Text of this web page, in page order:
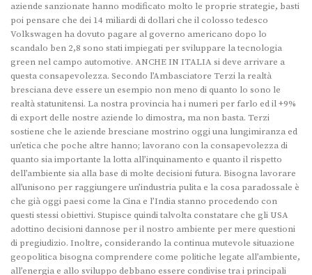
aziende sanzionate hanno modificato molto le proprie strategie, basti
poi pensare che dei 14 miliardi di dollari che il colosso tedesco
Volkswagen ha dovuto pagare al governo americano dopo lo
scandalo ben 2,8 sono stati impiegati per sviluppare la tecnologia
green nel campo automotive. ANCHE IN ITALIA si deve arrivare a
questa consapevolezza. Secondo l’Ambasciatore Terzi la realtà
bresciana deve essere un esempio non meno di quanto lo sono le
realtà statunitensi. La nostra provincia ha i numeri per farlo ed il +9%
di export delle nostre aziende lo dimostra, ma non basta. Terzi
sostiene che le aziende bresciane mostrino oggi una lungimiranza ed
un’etica che poche altre hanno; lavorano con la consapevolezza di
quanto sia importante la lotta all’inquinamento e quanto il rispetto
dell’ambiente sia alla base di molte decisioni futura. Bisogna lavorare
all’unisono per raggiungere un’industria pulita e la cosa paradossale è
che già oggi paesi come la Cina e l’India stanno procedendo con
questi stessi obiettivi. Stupisce quindi talvolta constatare che gli USA
adottino decisioni dannose per il nostro ambiente per mere questioni
di pregiudizio. Inoltre, considerando la continua mutevole situazione
geopolitica bisogna comprendere come politiche legate all’ambiente,
all’energia e allo sviluppo debbano essere condivise tra i principali